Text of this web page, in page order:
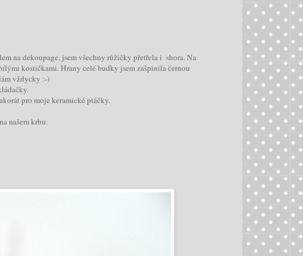
na dekoupage, jsem všechny růžičky přetřela i shora. Na
kostičkami. Hrany celé budky jsem zašpinila černou
vždycky :-)
pro moje keramické ptáčky.
našem krbu.